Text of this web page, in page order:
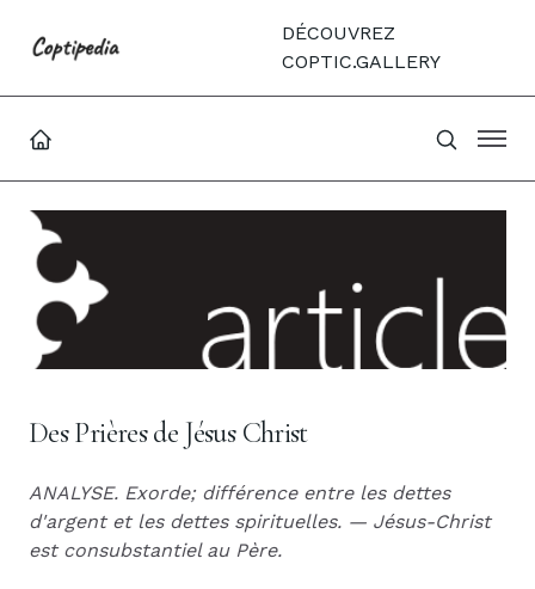
DÉCOUVREZ
COPTIC.GALLERY
Des Prières de Jésus Christ
ANALYSE. Exorde; différence entre les dettes
d'argent et les dettes spirituelles. — Jésus-Christ
est consubstantiel au Père.